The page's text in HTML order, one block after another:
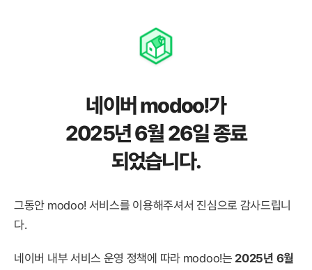
네이버 modoo!가
2025년 6월 26일 종료
되었습니다.
그동안 modoo! 서비스를 이용해주셔서 진심으로 감사드립니
다.
네이버 내부 서비스 운영 정책에 따라 modoo!는 2025년 6월